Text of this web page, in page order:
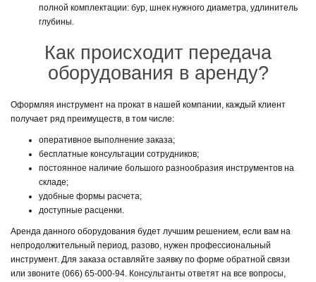
полной комплектации: бур, шнек нужного диаметра, удлинитель
глубины.
Как происходит передача
оборудования в аренду?
Оформляя инструмент на прокат в нашей компании, каждый клиент
получает ряд преимуществ, в том числе:
оперативное выполнение заказа;
бесплатные консультации сотрудников;
постоянное наличие большого разнообразия инструментов на
складе;
удобные формы расчета;
доступные расценки.
Аренда данного оборудования будет лучшим решением, если вам на
непродолжительный период, разово, нужен профессиональный
инструмент. Для заказа оставляйте заявку по форме обратной связи
или звоните (066) 65-000-94. Консультанты ответят на все вопросы,